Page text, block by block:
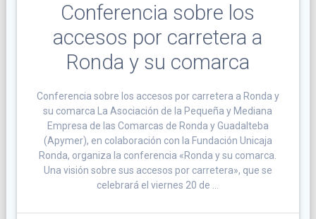
Conferencia sobre los
accesos por carretera a
Ronda y su comarca
Conferencia sobre los accesos por carretera a Ronda y
su comarca La Asociación de la Pequeña y Mediana
Empresa de las Comarcas de Ronda y Guadalteba
(Apymer), en colaboración con la Fundación Unicaja
Ronda, organiza la conferencia «Ronda y su comarca.
Una visión sobre sus accesos por carretera», que se
celebrará el viernes 20 de …